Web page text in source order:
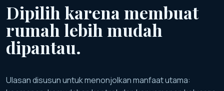
Dipilih karena membuat
rumah lebih mudah
dipantau.
Ulasan disusun untuk menonjolkan manfaat utama: